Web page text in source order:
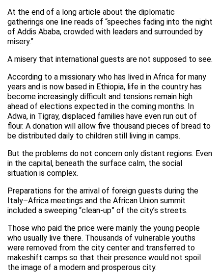
At the end of a long article about the diplomatic
gatherings one line reads of “speeches fading into the night
of Addis Ababa, crowded with leaders and surrounded by
misery.”
A misery that international guests are not supposed to see.
According to a missionary who has lived in Africa for many
years and is now based in Ethiopia, life in the country has
become increasingly difficult and tensions remain high
ahead of elections expected in the coming months. In
Adwa, in Tigray, displaced families have even run out of
flour. A donation will allow five thousand pieces of bread to
be distributed daily to children still living in camps.
But the problems do not concern only distant regions. Even
in the capital, beneath the surface calm, the social
situation is complex.
Preparations for the arrival of foreign guests during the
Italy–Africa meetings and the African Union summit
included a sweeping “clean-up” of the city’s streets.
Those who paid the price were mainly the young people
who usually live there. Thousands of vulnerable youths
were removed from the city center and transferred to
makeshift camps so that their presence would not spoil
the image of a modern and prosperous city.